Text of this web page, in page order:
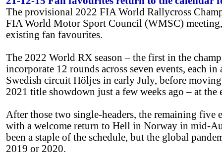
The provisional 2022 FIA World Rallycross
FIA World Motor Sport Council (WMSC)
existing fan favourites.
The 2022 World RX season – the first in the
incorporate 12 rounds across seven events, each
Swedish circuit Höljes in early July, before
2021 title showdown just a few weeks ago – at the
After those two single-headers, the remaining
with a welcome return to Hell in Norway in mid-
been a staple of the schedule, but the global
2019 or 2020.